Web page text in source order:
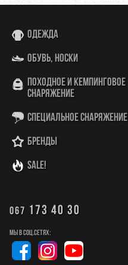
Одежда
Обувь, носки
Походное и кемпинговое
снаряжение
Специальное снаряжение
Бренды
SALE!
067 173 40 30
Мы в соц.сетях: